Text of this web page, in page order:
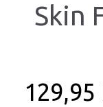
Skin
129,95